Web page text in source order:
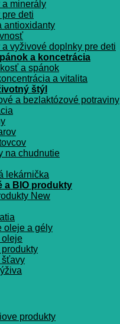
minerály
deti
antioxidanty
vyživové doplnky pre deti
a koncetrácia
a spánok
a vitalita
štýl
a bezlaktózové potraviny
na chudnutie
lekárnička
a BIO produkty
oleje a gély
oleje
šťavy